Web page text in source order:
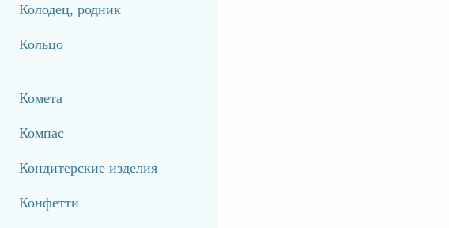
Колодец, родник
Кольцо
Комета
Компас
Кондитерские изделия
Конфетти